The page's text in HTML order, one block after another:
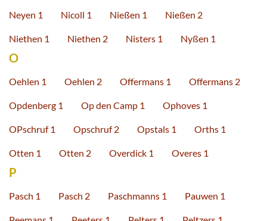
Neyen 1 Nicoll 1 Nießen 1 Nießen 2
Niethen 1 Niethen 2 Nisters 1 Nyßen 1
O
Oehlen 1 Oehlen 2 Offermans 1 Offermans 2
Opdenberg 1 Op den Camp 1 Ophoves 1
OPschruf 1 Opschruf 2 Opstals 1 Orths 1
Otten 1 Otten 2 Overdick 1 Overes 1
P
Pasch 1 Pasch 2 Paschmanns 1 Pauwen 1